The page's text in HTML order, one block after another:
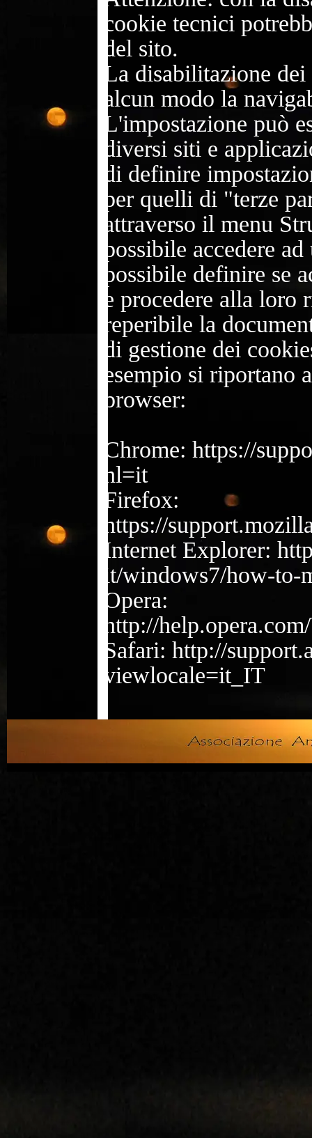
cookie tecnici
del sito.
La disabilitazione
alcun modo la
L'impostazione può
diversi siti e
di definire
per quelli di "terze
attraverso il menu
possibile accedere
possibile definire se
e procedere alla loro
reperibile la
di gestione dei
esempio si
browser:
Chrome: https://
hl=it
Firefox:
https://
Internet Explorer:
it/windows7/how-to-
Opera:
http://
Safari: http://
viewlocale=it_IT